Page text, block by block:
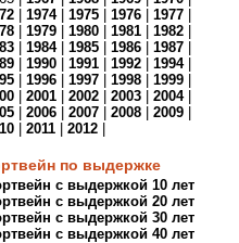
1974| 1975 1976 1977
1979 1980 1981 1982
1984| 1985 1986 1987
1990 1991 1992 1994|
1996 1997 1998 1999
2001 2002 2003 2004|
2006 2007 2008 2009
2011 2012
по выдержке
с выдержкой 10 лет
с выдержкой 20 лет
с выдержкой 30 лет
с выдержкой 40 лет